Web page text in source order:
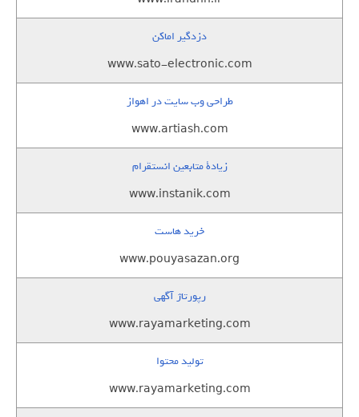
دزدگیر اماکن
www.sato-electronic.com
طراحی وب سایت در اهواز
www.artiash.com
زيادة متابعين انستقرام
www.instanik.com
خرید هاست
www.pouyasazan.org
رپورتاژ آگهی
www.rayamarketing.com
تولید محتوا
www.rayamarketing.com